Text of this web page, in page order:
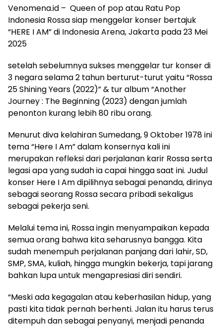
Venomena.id – Queen of pop atau Ratu Pop
Indonesia Rossa siap menggelar konser bertajuk
“HERE I AM” di Indonesia Arena, Jakarta pada 23 Mei
2025
setelah sebelumnya sukses menggelar tur konser di
3 negara selama 2 tahun berturut-turut yaitu “Rossa
25 Shining Years (2022)” & tur album “Another
Journey : The Beginning (2023) dengan jumlah
penonton kurang lebih 80 ribu orang.
Menurut diva kelahiran Sumedang, 9 Oktober 1978 ini
tema “Here I Am” dalam konsernya kali ini
merupakan refleksi dari perjalanan karir Rossa serta
legasi apa yang sudah ia capai hingga saat ini. Judul
konser Here I Am dipilihnya sebagai penanda, dirinya
sebagai seorang Rossa secara pribadi sekaligus
sebagai pekerja seni.
Melalui tema ini, Rossa ingin menyampaikan kepada
semua orang bahwa kita seharusnya bangga. Kita
sudah menempuh perjalanan panjang dari lahir, SD,
SMP, SMA, kuliah, hingga mungkin bekerja, tapi jarang
bahkan lupa untuk mengapresiasi diri sendiri.
“Meski ada kegagalan atau keberhasilan hidup, yang
pasti kita tidak pernah berhenti. Jalan itu harus terus
ditempuh dan sebagai penyanyi, menjadi penanda